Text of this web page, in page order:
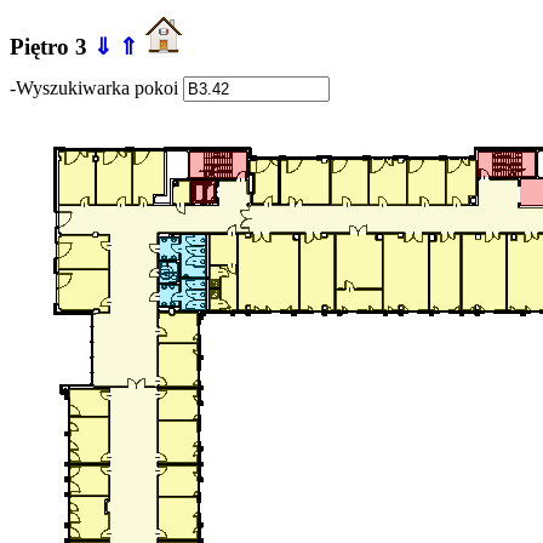
Piętro 3 ⇓ ⇑
-Wyszukiwarka pokoi